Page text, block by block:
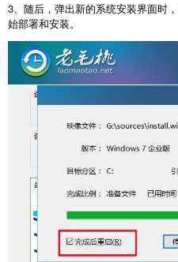
3、随后，弹出新的系统安装界面时
始部署和安装。